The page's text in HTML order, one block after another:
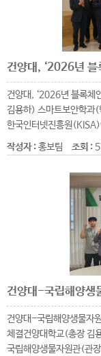
건양대, ‘2026년 블록체
김용하) 스마트보안학과
한국인터넷진흥원
작성자 :홍보팀 조회 :
건양대-국립해양생물자
체결건양대학교(총장 김
국립해양생물자원관(관